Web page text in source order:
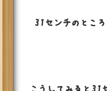
31センチのとこ